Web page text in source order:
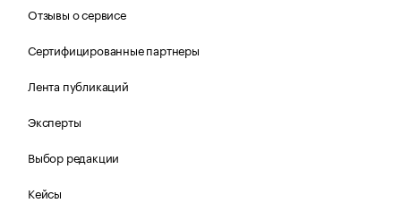
Отзывы о сервисе
Сертифицированные партнеры
Лента публикаций
Эксперты
Выбор редакции
Кейсы